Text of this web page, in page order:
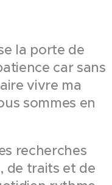
la porte de
car sans
vivre ma
sommes en
recherches
de traits et de